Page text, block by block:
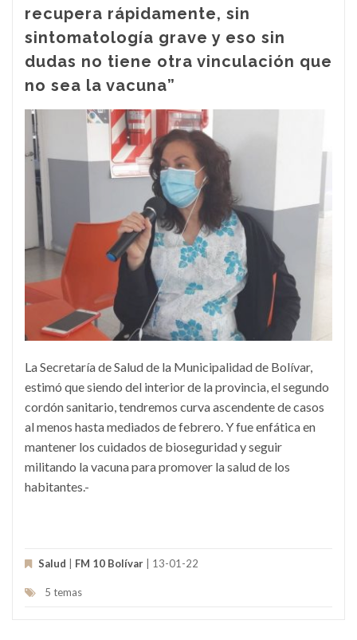
recupera rápidamente, sin
sintomatología grave y eso sin
dudas no tiene otra vinculación que
no sea la vacuna”
La Secretaría de Salud de la Municipalidad de Bolívar,
estimó que siendo del interior de la provincia, el segundo
cordón sanitario, tendremos curva ascendente de casos
al menos hasta mediados de febrero. Y fue enfática en
mantener los cuidados de bioseguridad y seguir
militando la vacuna para promover la salud de los
habitantes.-
Salud | FM 10 Bolívar | 13-01-22
5 temas